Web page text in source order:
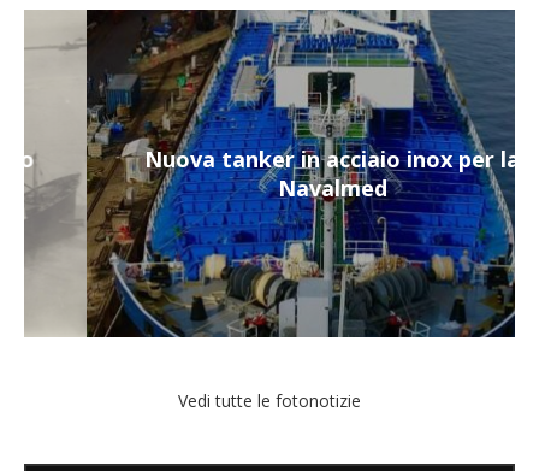
Nuova tanker in acciaio inox per la
Navalmed
Vedi tutte le fotonotizie